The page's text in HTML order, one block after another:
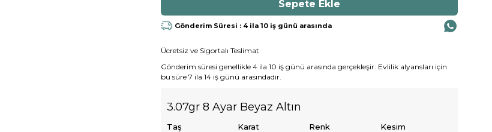
Gönderim Süresi : 4 ila 10 iş günü arasında
Ücretsiz ve Sigortalı Teslimat
Gönderim süresi genellikle 4 ila 10 iş günü arasında gerçekleşir. Evlilik alyansları için
bu süre 7 ila 14 iş günü arasındadır.
3.07gr 8 Ayar Beyaz Altın
Taş Karat Renk
Kesim